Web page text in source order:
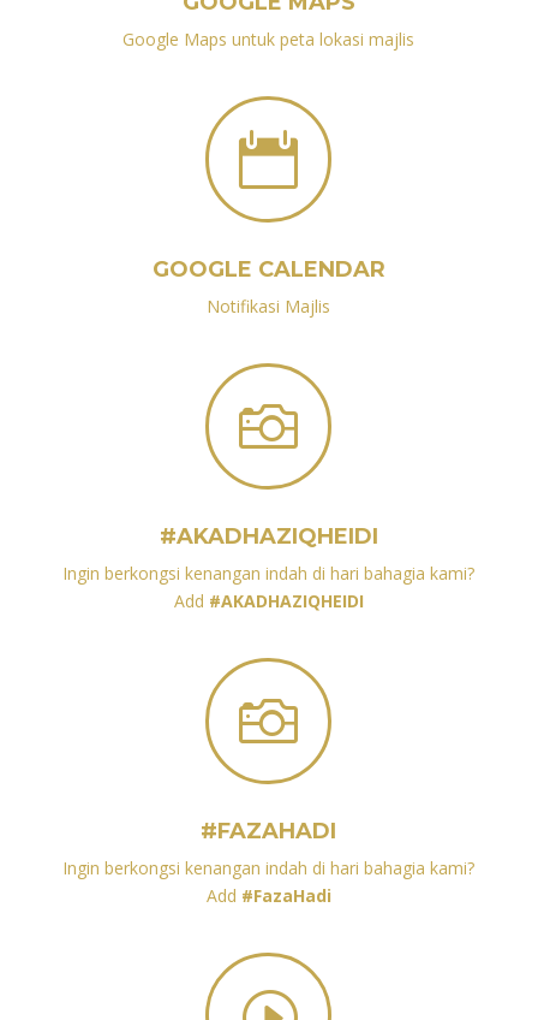
Google Maps untuk peta lokasi majlis

GOOGLE CALENDAR
Notifikasi Majlis

#AKADHAZIQHEIDI
Ingin berkongsi kenangan indah di hari bahagia kami?
Add #AKADHAZIQHEIDI

#FAZAHADI
Ingin berkongsi kenangan indah di hari bahagia kami?
Add #FazaHadi